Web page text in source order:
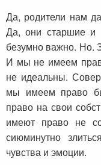
Да, родители нам
Да, они старшие и
безумно важно. Но.
И мы не имеем
не идеальны.
мы имеем право
право на свои
имеют право не
сиюминутно
чувства и эмоции.